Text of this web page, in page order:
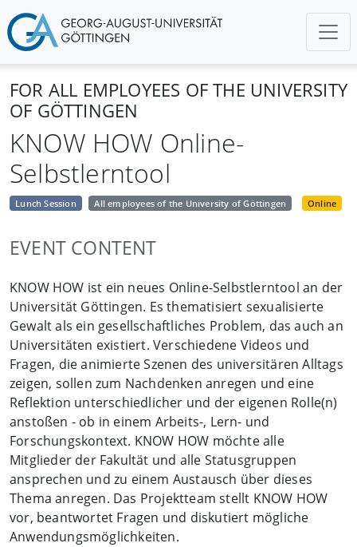
FOR ALL EMPLOYEES OF THE UNIVERSITY
OF GÖTTINGEN
KNOW HOW Online-
Selbstlerntool
Lunch Session All employees of the University of Göttingen Online
EVENT CONTENT
KNOW HOW ist ein neues Online-Selbstlerntool an der
Universität Göttingen. Es thematisiert sexualisierte
Gewalt als ein gesellschaftliches Problem, das auch an
Universitäten existiert. Verschiedene Videos und
Fragen, die animierte Szenen des universitären Alltags
zeigen, sollen zum Nachdenken anregen und eine
Reflektion unterschiedlicher und der eigenen Rolle(n)
anstoßen - ob in einem Arbeits-, Lern- und
Forschungskontext. KNOW HOW möchte alle
Mitglieder der Fakultät und alle Statusgruppen
ansprechen und zu einem Austausch über dieses
Thema anregen. Das Projektteam stellt KNOW HOW
vor, beantwortet Fragen und diskutiert mögliche
Anwendungsmöglichkeiten.